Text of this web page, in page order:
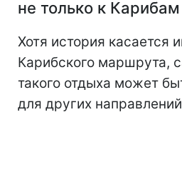
не только к Карибам
Хотя история касается
Карибского маршрута,
такого отдыха может
для других